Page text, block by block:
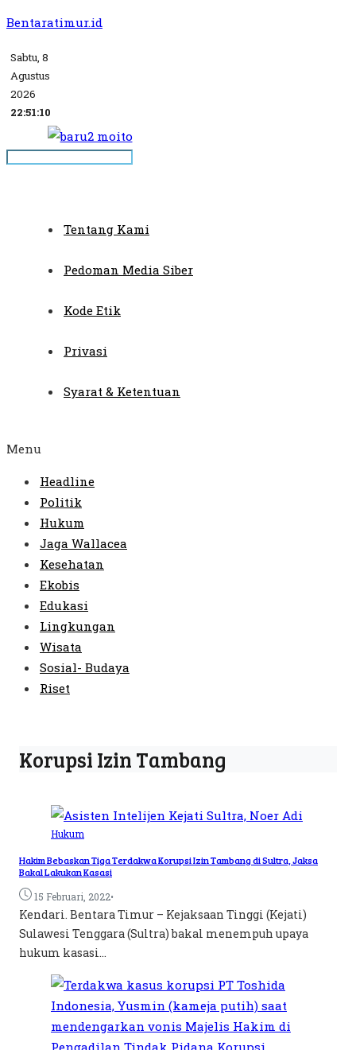
Bentaratimur.id
Sabtu, 8
Agustus
2026
22:51:11
Tentang Kami
Pedoman Media Siber
Kode Etik
Privasi
Syarat & Ketentuan
Menu
Headline
Politik
Hukum
Jaga Wallacea
Kesehatan
Ekobis
Edukasi
Lingkungan
Wisata
Sosial- Budaya
Riset
Korupsi Izin Tambang
Hukum
Hakim Bebaskan Tiga Terdakwa Korupsi Izin Tambang di Sultra, Jaksa
Bakal Lakukan Kasasi
15 Februari, 2022•
Kendari. Bentara Timur – Kejaksaan Tinggi (Kejati)
Sulawesi Tenggara (Sultra) bakal menempuh upaya
hukum kasasi...